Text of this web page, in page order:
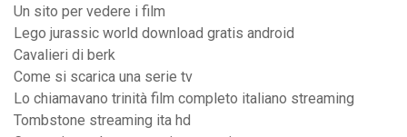
Un sito per vedere i film
Lego jurassic world download gratis android
Cavalieri di berk
Come si scarica una serie tv
Lo chiamavano trinità film completo italiano streaming
Tombstone streaming ita hd